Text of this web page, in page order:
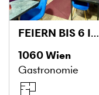
FEIERN BIS 6 IN DER FRÜH
1060Wien
Gastronomie